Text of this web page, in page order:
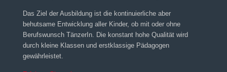
Das Ziel der Ausbildung ist die kontinuierliche aber
behutsame Entwicklung aller Kinder, ob mit oder ohne
Berufswunsch TänzerIn. Die konstant hohe Qualität wird
durch kleine Klassen und erstklassige Pädagogen
gewährleistet.